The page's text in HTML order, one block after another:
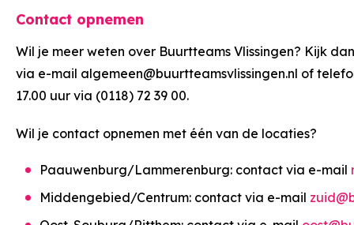
Contact opnemen
Wil je meer weten over Buurtteams Vlissingen? Kijk
via e-mail algemeen@buurtteamsvlissingen.nl of
17.00 uur via (0118) 72 39 00.
Wil je contact opnemen met één van de locaties?
Paauwenburg/Lammerenburg: contact via e-mail
Middengebied/Centrum: contact via e-mail